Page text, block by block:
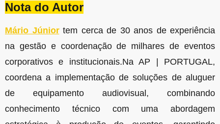
Nota do Autor
Mário Júniortem cerca de 30 anos de experiência
na gestão e coordenação de milhares de eventos
corporativos e institucionais.Na AP | PORTUGAL,
coordena a implementação de soluções de aluguer
de equipamento audiovisual, combinando
conhecimento técnico com uma abordagem